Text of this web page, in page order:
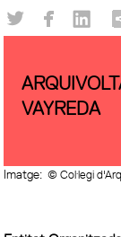
VAYREDA
Imatge: © Col·legi